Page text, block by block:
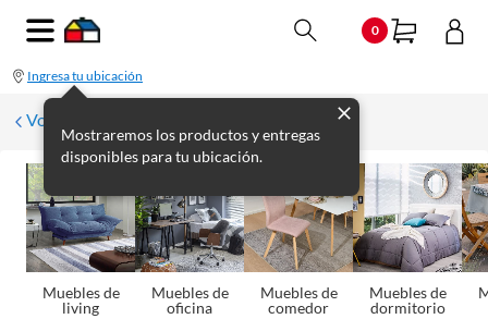
0
Ingresa tu ubicación
Mostraremos los productos y entregas
disponibles para tu ubicación.
Volver
Muebles de
living
Muebles de
oficina
Muebles de
comedor
Muebles de
dormitorio